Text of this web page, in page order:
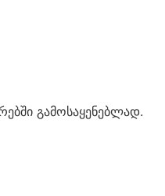
გამოსაყენებლად.